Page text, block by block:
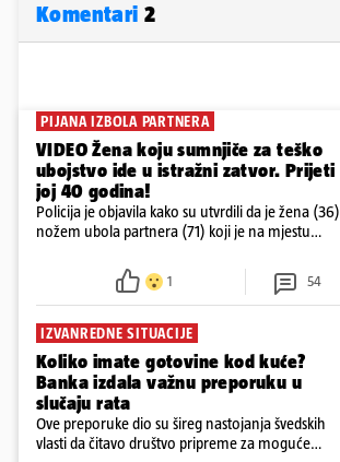
Komentari 2
PIJANA IZBOLA PARTNERA
VIDEO Žena koju sumnjiče za teško
ubojstvo ide u istražni zatvor. Prijeti
joj 40 godina!
Policija je objavila kako su utvrdili da je žena (36)
nožem ubola partnera (71) koji je na mjestu
ispitali i poslali u istražni zatvor
1 54
IZVANREDNE SITUACIJE
Koliko imate gotovine kod kuće?
Banka izdala važnu preporuku u
slučaju rata
Ove preporuke dio su šireg nastojanja švedskih
vlasti da čitavo društvo pripreme za moguće